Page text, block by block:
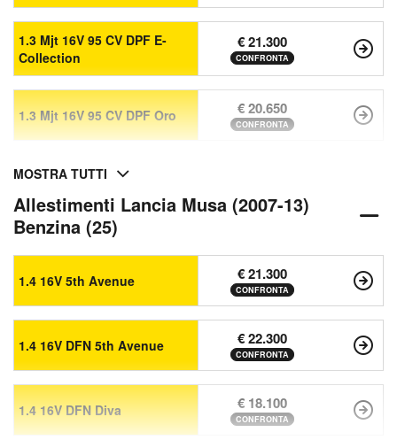
1.3 Mjt 16V 95 CV DPF E-
Collection
€ 21.300
CONFRONTA
1.3 Mjt 16V 95 CV DPF Oro € 20.650
CONFRONTA
MOSTRA TUTTI
Allestimenti Lancia Musa (2007-13)
Benzina (25)
1.4 16V 5th Avenue € 21.300
CONFRONTA
1.4 16V DFN 5th Avenue € 22.300
CONFRONTA
1.4 16V DFN Diva € 18.100
CONFRONTA